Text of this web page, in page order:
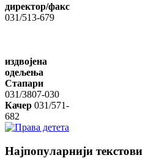
директор/факс
031/513-679
издвојена
одељења
Стапари
031/3807-030
Качер 031/571-
682
Најпопуларнији текстови